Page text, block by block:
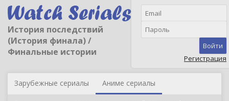
История последствий
(История финала) /
Финальные истории
Войти
Регистрация
Зарубежные сериалы Аниме сериалы